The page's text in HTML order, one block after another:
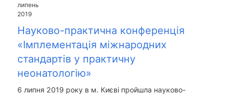
липень
2019
Науково-практична конференція
«Імплементація міжнародних
стандартів у практичну
неонатологію»
6 липня 2019 року в м. Києві пройшла науково-